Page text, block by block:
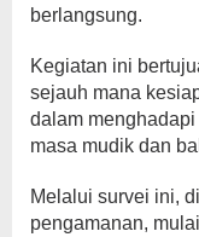
berlangsung.
Kegiatan ini
sejauh mana
dalam
masa mudik dan
Melalui survei ini,
pengamanan,